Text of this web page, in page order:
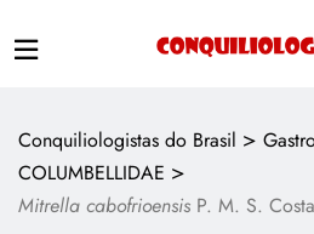
Conquiliologistas do Brasil >
COLUMBELLIDAE >
Mitrella cabofrioensis P. M. S.